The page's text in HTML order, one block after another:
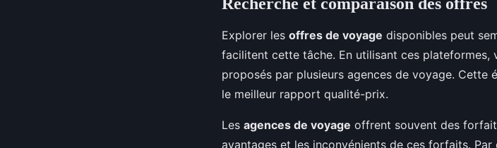
Explorer les offres de voyage disponibles peut
facilitent cette tâche. En utilisant ces plateformes,
proposés par plusieurs agences de voyage.
le meilleur rapport qualité-prix.
Les agences de voyage offrent souvent des
avantages et les inconvénients de ces forfaits.